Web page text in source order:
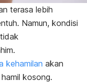
terasa lebih
Namun, kondisi
kehamilan akan
kosong.